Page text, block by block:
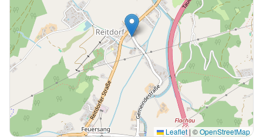
Leaflet| ©OpenStreetMap